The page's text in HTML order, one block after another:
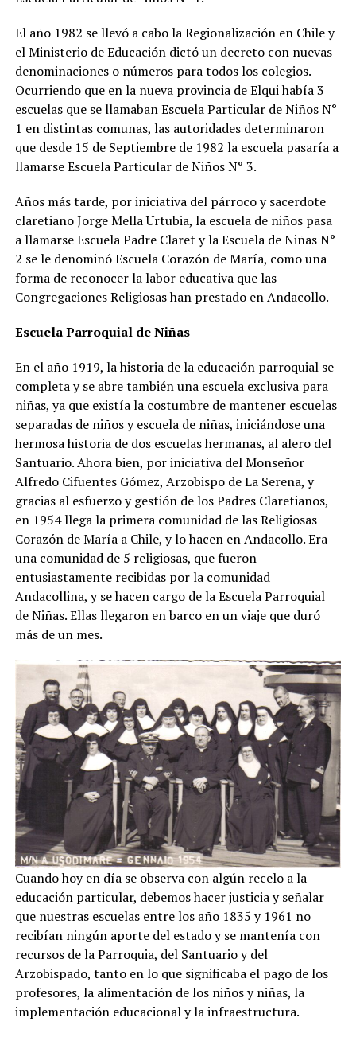
El año 1982 se llevó a cabo la Regionalización en Chile y
el Ministerio de Educación dictó un decreto con nuevas
denominaciones o números para todos los colegios.
Ocurriendo que en la nueva provincia de Elqui había 3
escuelas que se llamaban Escuela Particular de Niños N°
1 en distintas comunas, las autoridades determinaron
que desde 15 de Septiembre de 1982 la escuela pasaría a
llamarse Escuela Particular de Niños N° 3.
Años más tarde, por iniciativa del párroco y sacerdote
claretiano Jorge Mella Urtubia, la escuela de niños pasa
a llamarse Escuela Padre Claret y la Escuela de Niñas N°
2 se le denominó Escuela Corazón de María, como una
forma de reconocer la labor educativa que las
Congregaciones Religiosas han prestado en Andacollo.
Escuela Parroquial de Niñas
En el año 1919, la historia de la educación parroquial se
completa y se abre también una escuela exclusiva para
niñas, ya que existía la costumbre de mantener escuelas
separadas de niños y escuela de niñas, iniciándose una
hermosa historia de dos escuelas hermanas, al alero del
Santuario. Ahora bien, por iniciativa del Monseñor
Alfredo Cifuentes Gómez, Arzobispo de La Serena, y
gracias al esfuerzo y gestión de los Padres Claretianos,
en 1954 llega la primera comunidad de las Religiosas
Corazón de María a Chile, y lo hacen en Andacollo. Era
una comunidad de 5 religiosas, que fueron
entusiastamente recibidas por la comunidad
Andacollina, y se hacen cargo de la Escuela Parroquial
de Niñas. Ellas llegaron en barco en un viaje que duró
más de un mes.
Cuando hoy en día se observa con algún recelo a la
educación particular, debemos hacer justicia y señalar
que nuestras escuelas entre los año 1835 y 1961 no
recibían ningún aporte del estado y se mantenía con
recursos de la Parroquia, del Santuario y del
Arzobispado, tanto en lo que significaba el pago de los
profesores, la alimentación de los niños y niñas, la
implementación educacional y la infraestructura.